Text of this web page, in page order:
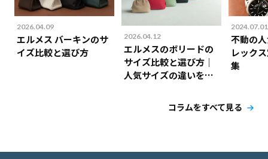
2026.04.09
エルメス バーキンのサ
イズ比較と選び方
2026.04.12
エルメスのボリードの
サイズ比較と選び方｜
人気サイズの違いを解
2024.07.01
不動の
レック
集
コラムをすべて見る